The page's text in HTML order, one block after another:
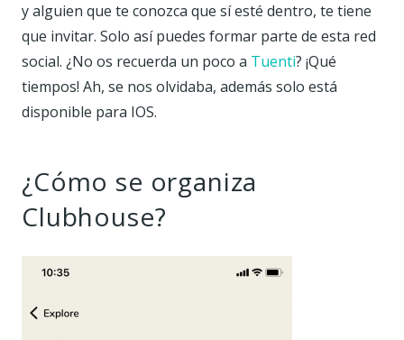
y alguien que te conozca que sí esté dentro, te tiene
que invitar. Solo así puedes formar parte de esta red
social. ¿No os recuerda un poco a Tuenti? ¡Qué
tiempos! Ah, se nos olvidaba, además solo está
disponible para IOS.
¿Cómo se organiza
Clubhouse?